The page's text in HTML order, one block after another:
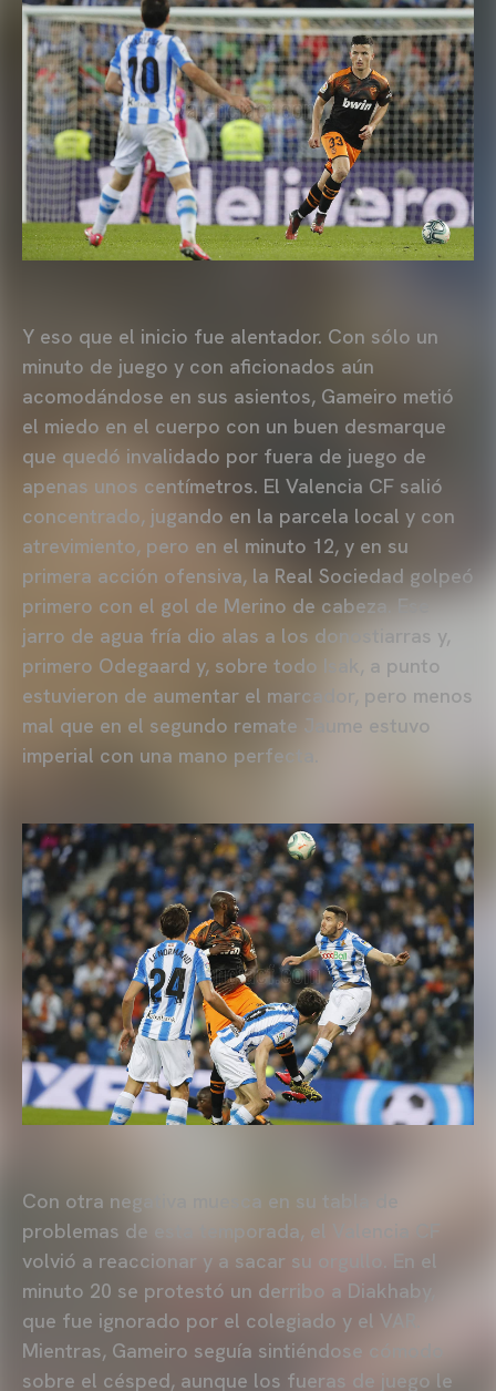
Y eso que el inicio fue alentador. Con sólo un
minuto de juego y con aficionados aún
acomodándose en sus asientos, Gameiro metió
el miedo en el cuerpo con un buen desmarque
que quedó invalidado por fuera de juego de
apenas unos centímetros. El Valencia CF salió
concentrado, jugando en la parcela local y con
atrevimiento, pero en el minuto 12, y en su
primera acción ofensiva, la Real Sociedad golpeó
primero con el gol de Merino de cabeza. Ese
jarro de agua fría dio alas a los donostiarras y,
primero Odegaard y, sobre todo Isak, a punto
estuvieron de aumentar el marcador, pero menos
mal que en el segundo remate Jaume estuvo
imperial con una mano perfecta.
Con otra negativa muesca en su tabla de
problemas de esta temporada, el Valencia CF
volvió a reaccionar y a sacar su orgullo. En el
minuto 20 se protestó un derribo a Diakhaby,
que fue ignorado por el colegiado y el VAR.
Mientras, Gameiro seguía sintiéndose cómodo
sobre el césped, aunque los fueras de juego le